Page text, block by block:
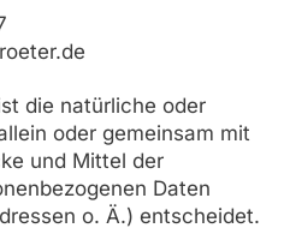
die natürliche oder
oder gemeinsam mit
und Mittel der
Daten
o. Ä.) entscheidet.